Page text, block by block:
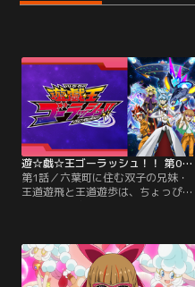
遊☆戯☆王ゴーラッシュ！！ 第01話
第1話／六葉町に住む双子の兄妹・
王道遊飛と王道遊歩は、ちょっぴり
人を探しては、ムダに苦労する毎日
を送っていた……そう、あの日まで
は！！できたてほやほやのミステリ